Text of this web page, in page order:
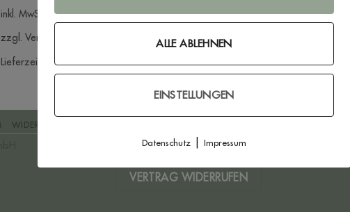
inkl. MwSt.
zzgl. Versandkosten
Lieferzeit:
3 - 7 Werktage
WIDERRUFSBELEHRUNG
VERTRAG WIDERRUFEN
ALLE ABLEHNEN
EINSTELLUNGEN
Datenschutz Impressum